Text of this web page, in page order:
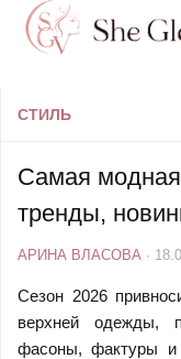
Перейти к
СТИЛЬ
Самая
тренды,
АРИНА ВЛАСОВА ·
Сезон 2026
верхней одежды,
фасоны, фактуры и